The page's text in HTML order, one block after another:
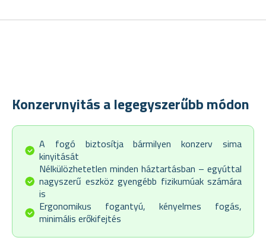
Konzervnyitás a legegyszerűbb módon
A fogó biztosítja bármilyen konzerv sima
kinyitását
Nélkülözhetetlen minden háztartásban – egyúttal
nagyszerű eszköz gyengébb fizikumúak számára
is
Ergonomikus fogantyú, kényelmes fogás,
minimális erőkifejtés